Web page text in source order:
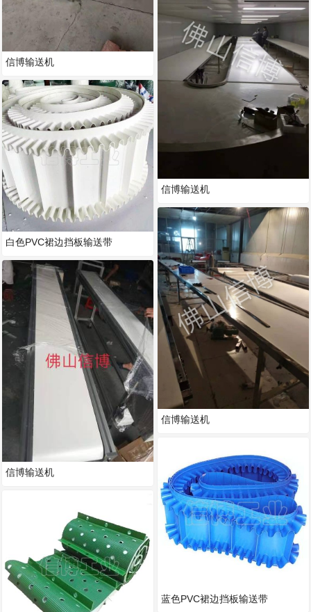
信博输送机
白色PVC裙边挡板输送带
信博输送机
信博输送机
信博输送机
蓝色PVC裙边挡板输送带